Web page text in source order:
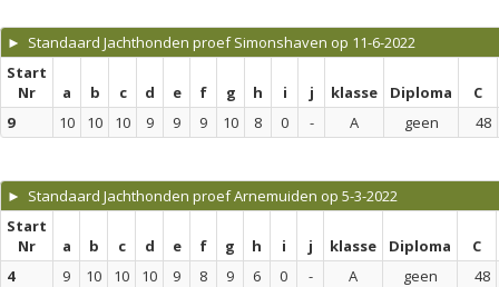
► Standaard Jachthonden proef Simonshaven op 11-6-2022
Start
Nr
a b c d e f g h i j klasse Diploma
C
9
10 10 10 9 9 9 10 8 0 - A geen 48
► Standaard Jachthonden proef Arnemuiden op 5-3-2022
Start
Nr
a b c d e f g h i j klasse Diploma
C
4
9 10 10 10 9 8 9 6 0 - A geen 48